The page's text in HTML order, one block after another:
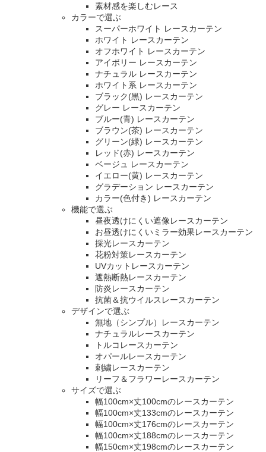
素材感を楽しむレース
カラーで選ぶ
スーパーホワイト レースカーテン
ホワイト レースカーテン
オフホワイト レースカーテン
アイボリー レースカーテン
ナチュラル レースカーテン
ホワイト系 レースカーテン
ブラック(黒) レースカーテン
グレー レースカーテン
ブルー(青) レースカーテン
ブラウン(茶) レースカーテン
グリーン(緑) レースカーテン
レッド(赤) レースカーテン
ベージュ レースカーテン
イエロー(黄) レースカーテン
グラデーション レースカーテン
カラー(色付き) レースカーテン
機能で選ぶ
昼夜透けにくい遮像レースカーテン
お昼透けにくいミラー効果レースカーテン
採光レースカーテン
花粉対策レースカーテン
UVカットレースカーテン
遮熱断熱レースカーテン
防炎レースカーテン
抗菌＆抗ウイルスレースカーテン
デザインで選ぶ
無地（シンプル）レースカーテン
ナチュラルレースカーテン
トルコレースカーテン
オパールレースカーテン
刺繍レースカーテン
リーフ＆フラワーレースカーテン
サイズで選ぶ
幅100cm×丈100cmのレースカーテン
幅100cm×丈133cmのレースカーテン
幅100cm×丈176cmのレースカーテン
幅100cm×丈188cmのレースカーテン
幅150cm×丈198cmのレースカーテン